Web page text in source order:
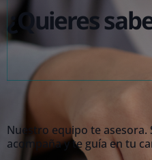
¿Quieres
Nuestro equipo te asesora.
acompaña y te guía en tu